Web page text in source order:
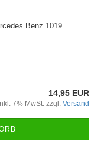
Benz 1019
14,95 EUR
7% MwSt. zzgl. Versand